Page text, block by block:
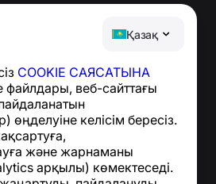
Қазақ
COOKIE САЯСАТЫНА
файлдары, веб-сайттағы
келісім бересіз.
және жарнаманы
арқылы) көмектеседі.
мен
туралы